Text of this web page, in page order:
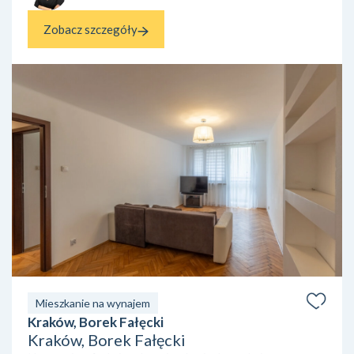
Zobacz szczegóły
Mieszkanie na wynajem
Kraków, Borek Fałęcki
Kraków, Borek Fałęcki